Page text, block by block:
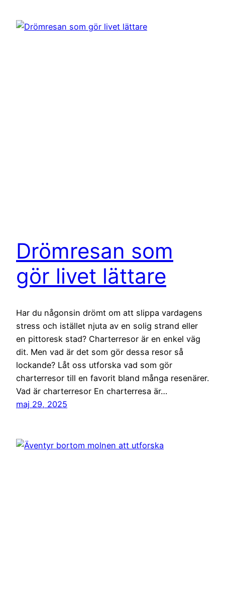
Drömresan som
gör livet lättare
Har du någonsin drömt om att slippa vardagens
stress och istället njuta av en solig strand eller
en pittoresk stad? Charterresor är en enkel väg
dit. Men vad är det som gör dessa resor så
lockande? Låt oss utforska vad som gör
charterresor till en favorit bland många resenärer.
Vad är charterresor En charterresa är…
maj 29, 2025